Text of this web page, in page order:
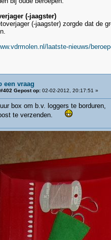
(-jaagster)
(-jaagster) zorgde dat de
laatste-nieuws/
een vraag
Gepost op:02-02-2012, 20:17:51 »
box om b.v. loggers te borduren,
te verzenden.